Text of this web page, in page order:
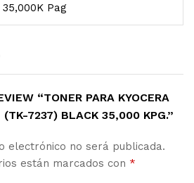
35,000K Pag
“TONER PARA KYOCERA
7237) BLACK 35,000 KPG.”
electrónico no será publicada.
están marcados con *